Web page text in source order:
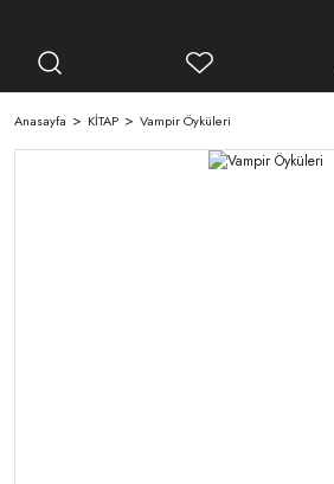
Anasayfa KİTAP Vampir Öyküleri